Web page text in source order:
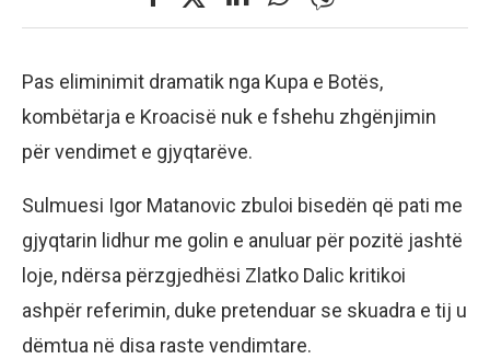
Pas eliminimit dramatik nga Kupa e Botës,
kombëtarja e Kroacisë nuk e fshehu zhgënjimin
për vendimet e gjyqtarëve.
Sulmuesi Igor Matanovic zbuloi bisedën që pati me
gjyqtarin lidhur me golin e anuluar për pozitë jashtë
loje, ndërsa përzgjedhësi Zlatko Dalic kritikoi
ashpër referimin, duke pretenduar se skuadra e tij u
dëmtua në disa raste vendimtare.